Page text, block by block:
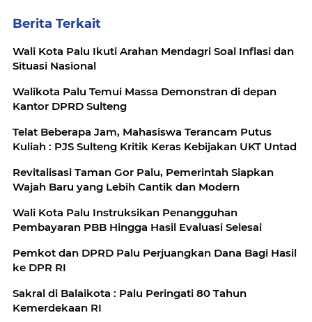
Berita Terkait
Wali Kota Palu Ikuti Arahan Mendagri Soal Inflasi dan
Situasi Nasional
Walikota Palu Temui Massa Demonstran di depan
Kantor DPRD Sulteng
Telat Beberapa Jam, Mahasiswa Terancam Putus
Kuliah : PJS Sulteng Kritik Keras Kebijakan UKT Untad
Revitalisasi Taman Gor Palu, Pemerintah Siapkan
Wajah Baru yang Lebih Cantik dan Modern
Wali Kota Palu Instruksikan Penangguhan
Pembayaran PBB Hingga Hasil Evaluasi Selesai
Pemkot dan DPRD Palu Perjuangkan Dana Bagi Hasil
ke DPR RI
Sakral di Balaikota : Palu Peringati 80 Tahun
Kemerdekaan RI